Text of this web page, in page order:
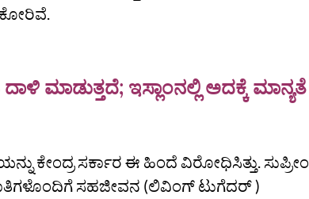
ಕೋರಿವೆ.
ಮಾಡುತ್ತದೆ; ಇಸ್ಲಾಂನಲ್ಲಿ ಅದಕ್ಕೆ ಮಾನ್ಯತೆ
ಕೇಂದ್ರ ಸರ್ಕಾರ ಈ ಹಿಂದೆ ವಿರೋಧಿಸಿತ್ತು. ಸುಪ್ರೀಂ
ಸಹಜೀವನ (ಲಿವಿಂಗ್‌ ಟುಗೆದರ್‌ )